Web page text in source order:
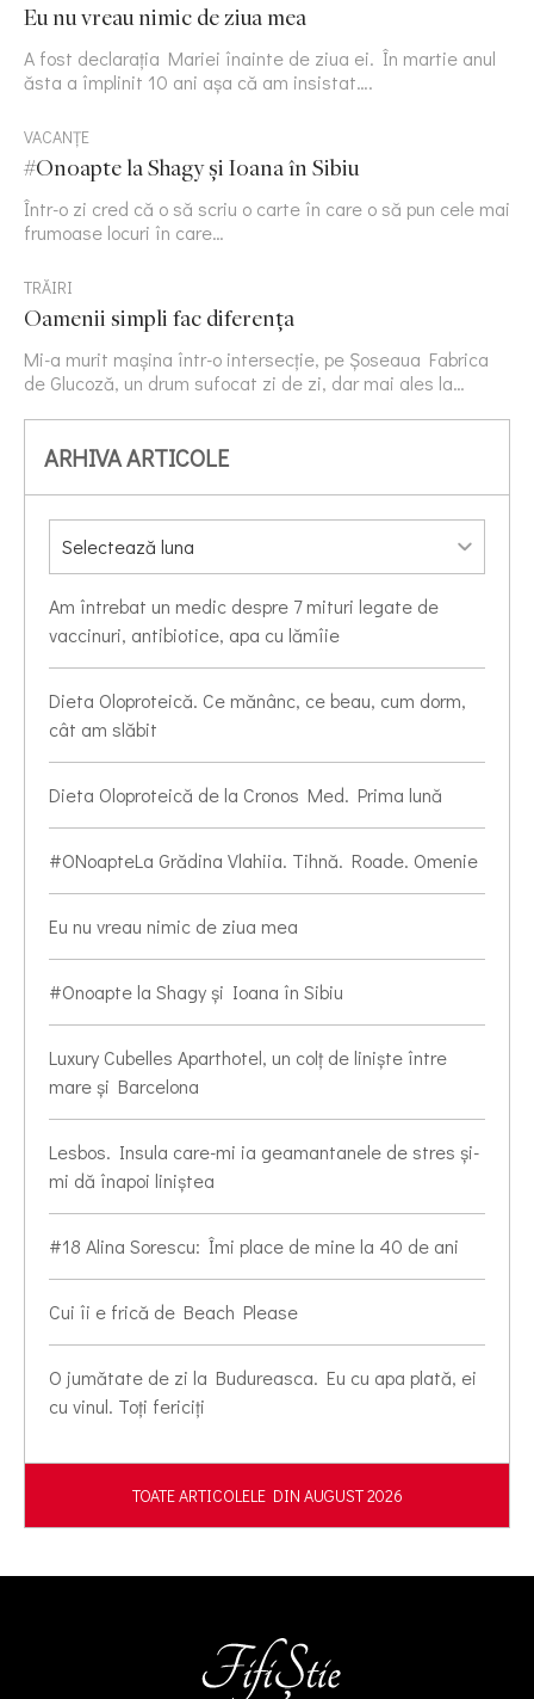
Eu nu vreau nimic de ziua mea
A fost declarația Mariei înainte de ziua ei. În martie anul
ăsta a împlinit 10 ani așa că am insistat….
VACANȚE
#Onoapte la Shagy și Ioana în Sibiu
Într-o zi cred că o să scriu o carte în care o să pun cele mai
frumoase locuri în care…
TRĂIRI
Oamenii simpli fac diferența
Mi-a murit mașina într-o intersecție, pe Șoseaua Fabrica
de Glucoză, un drum sufocat zi de zi, dar mai ales la…
ARHIVA ARTICOLE
Am întrebat un medic despre 7 mituri legate de
vaccinuri, antibiotice, apa cu lămîie
Dieta Oloproteică. Ce mănânc, ce beau, cum dorm,
cât am slăbit
Dieta Oloproteică de la Cronos Med. Prima lună
#ONoapteLa Grădina Vlahiia. Tihnă. Roade. Omenie
Eu nu vreau nimic de ziua mea
#Onoapte la Shagy și Ioana în Sibiu
Luxury Cubelles Aparthotel, un colț de liniște între
mare și Barcelona
Lesbos. Insula care-mi ia geamantanele de stres și-
mi dă înapoi liniștea
#18 Alina Sorescu: Îmi place de mine la 40 de ani
Cui îi e frică de Beach Please
O jumătate de zi la Budureasca. Eu cu apa plată, ei
cu vinul. Toți fericiți
TOATE ARTICOLELE DIN AUGUST 2026